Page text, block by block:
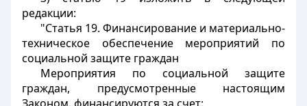
редакции:
"Статья 19. Финансирование и материально-
техническое обеспечение мероприятий по
социальной защите граждан
Мероприятия по социальной защите
граждан, предусмотренные настоящим